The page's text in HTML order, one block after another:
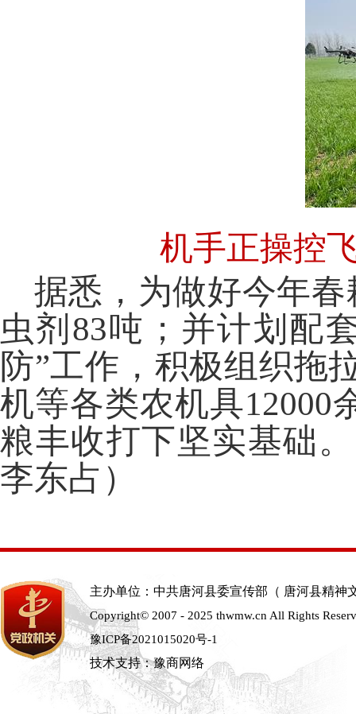
机手正操控
据悉，为做好今年
虫剂83吨；并计划配
防”工作，积极组织拖
机等各类农机具12000
粮丰收打下坚实基础
李东占）
主办单位：中共唐河县委宣传部（ 唐河县精神
Copyright© 2007 - 2025 thwmw.cn All Rights
豫ICP备2021015020号-1
技术支持：豫商网络